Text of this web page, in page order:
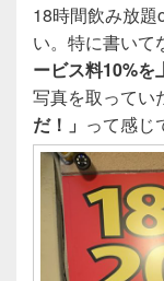
18時間飲み放
い。特に書いて
ービス料10%を
写真を取ってい
だ！」 って感じ